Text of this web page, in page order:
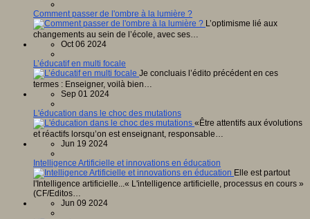
Comment passer de l'ombre à la lumière ?
L’optimisme lié aux
changements au sein de l’école, avec ses…
Oct 06 2024
L’éducatif en multi focale
Je concluais l’édito précédent en ces
termes : Enseigner, voilà bien…
Sep 01 2024
L'éducation dans le choc des mutations
«Être attentifs aux évolutions
et réactifs lorsqu’on est enseignant, responsable…
Jun 19 2024
Intelligence Artificielle et innovations en éducation
Elle est partout
l'Intelligence artificielle...« L'intelligence artificielle, processus en cours »
(CF/Editos…
Jun 09 2024